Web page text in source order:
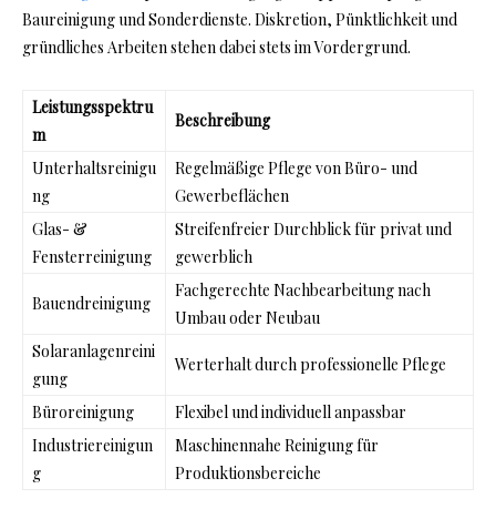
Baureinigung und Sonderdienste. Diskretion, Pünktlichkeit und
gründliches Arbeiten stehen dabei stets im Vordergrund.
Leistungsspektru
m
Beschreibung
Unterhaltsreinigu
ng
Regelmäßige Pflege von Büro- und
Gewerbeflächen
Glas- &
Fensterreinigung
Streifenfreier Durchblick für privat und
gewerblich
Bauendreinigung
Fachgerechte Nachbearbeitung nach
Umbau oder Neubau
Solaranlagenreini
gung
Werterhalt durch professionelle Pflege
Büroreinigung
Flexibel und individuell anpassbar
Industriereinigun
g
Maschinennahe Reinigung für
Produktionsbereiche